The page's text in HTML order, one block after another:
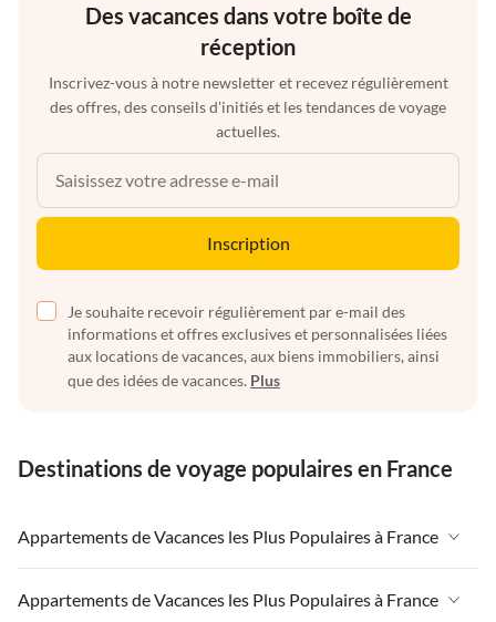
Des vacances dans votre boîte de
réception
Inscrivez-vous à notre newsletter et recevez régulièrement
des offres, des conseils d'initiés et les tendances de voyage
actuelles.
Inscription
Je souhaite recevoir régulièrement par e-mail des
informations et offres exclusives et personnalisées liées
aux locations de vacances, aux biens immobiliers, ainsi
que des idées de vacances. Plus
Destinations de voyage populaires en France
Appartements de Vacances les Plus Populaires à France
Appartements de Vacances à France
Appartements de Vacances les Plus Populaires à France